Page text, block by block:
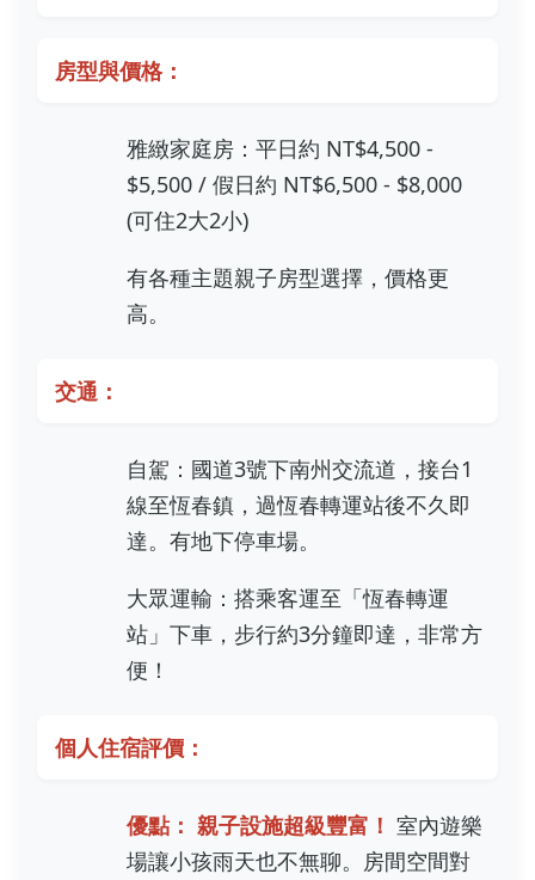
房型與價格：
雅緻家庭房：平日約 NT$4,500 -
$5,500 / 假日約 NT$6,500 - $8,000
(可住2大2小)
有各種主題親子房型選擇，價格更
高。
交通：
自駕：國道3號下南州交流道，接台1
線至恆春鎮，過恆春轉運站後不久即
達。有地下停車場。
大眾運輸：搭乘客運至「恆春轉運
站」下車，步行約3分鐘即達，非常方
便！
個人住宿評價：
優點： 親子設施超級豐富！ 室內遊樂
場讓小孩雨天也不無聊。房間空間對